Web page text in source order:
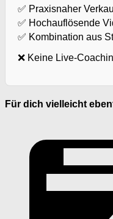
✅ Praxisnaher
✅ Hochauflösende
✅ Kombination aus
❌ Keine Live-
Für dich vielleicht